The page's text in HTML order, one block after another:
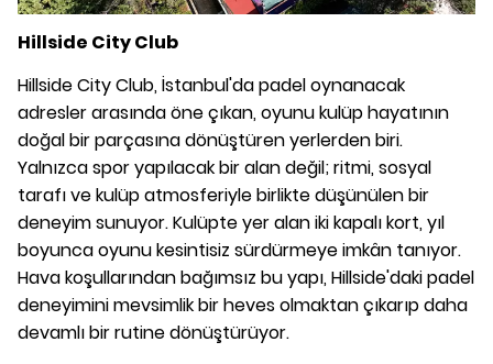
Hillside City Club
Hillside City Club, İstanbul'da padel oynanacak
adresler arasında öne çıkan, oyunu kulüp hayatının
doğal bir parçasına dönüştüren yerlerden biri.
Yalnızca spor yapılacak bir alan değil; ritmi, sosyal
tarafı ve kulüp atmosferiyle birlikte düşünülen bir
deneyim sunuyor. Kulüpte yer alan iki kapalı kort, yıl
boyunca oyunu kesintisiz sürdürmeye imkân tanıyor.
Hava koşullarından bağımsız bu yapı, Hillside'daki padel
deneyimini mevsimlik bir heves olmaktan çıkarıp daha
devamlı bir rutine dönüştürüyor.